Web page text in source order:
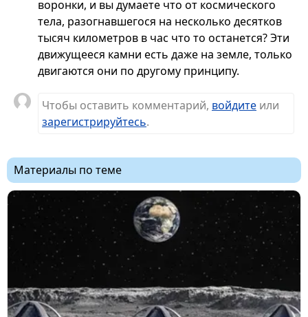
воронки, и вы думаете что от космического
тела, разогнавшегося на несколько десятков
тысяч километров в час что то останется? Эти
движущееся камни есть даже на земле, только
двигаются они по другому принципу.
Чтобы оставить комментарий, войдите или
зарегистрируйтесь.
Материалы по теме